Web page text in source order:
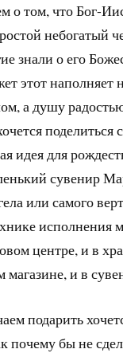
о том, что Бог-
небогатый
знали о его
этот наполняет
а душу
поделиться
идея для
сувенир
или самого
исполнения
центре, и в
магазине, и в
подарить
почему бы не